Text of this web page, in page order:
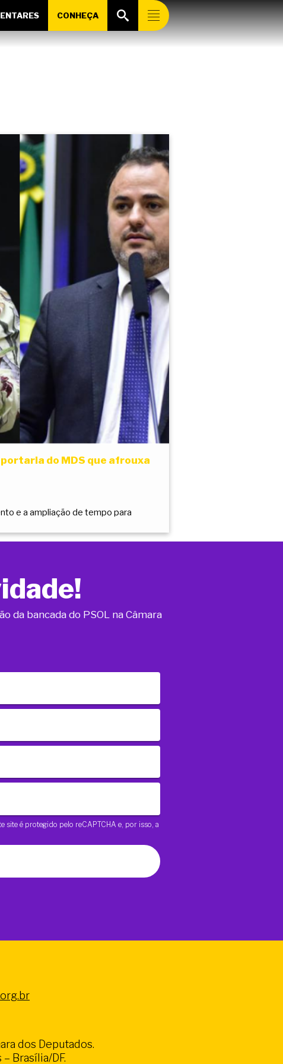
CONHEÇA
do MDS que afrouxa
e a ampliação de tempo para
da bancada do PSOL na Câmara
site é protegido pelo reCAPTCHA e, por isso, a
dos Deputados.
Brasília/DF.